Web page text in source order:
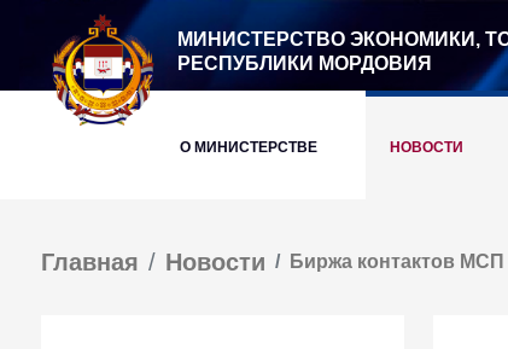
МИНИСТЕРСТВО ЭКОНОМИКИ,
РЕСПУБЛИКИ МОРДОВИЯ
О МИНИСТЕРСТВЕ НОВОСТИ
Главная Новости Биржа контактов